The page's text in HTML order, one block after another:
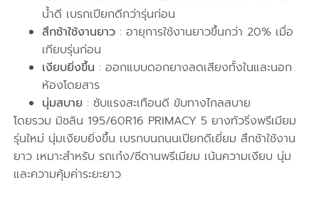
น้ำดี เบรกเปียกดีกว่ารุ่นก่อน
สึกช้าใช้งานยาว : อายุการใช้งานยาวขึ้นกว่า 20% เมื่อ
เทียบรุ่นก่อน
เงียบยิ่งขึ้น : ออกแบบดอกยางลดเสียงทั้งในและนอก
ห้องโดยสาร
นุ่มสบาย : ซับแรงสะเทือนดี ขับทางไกลสบาย
โดยรวม มิชลิน 195/60R16 PRIMACY 5 ยางทัวริ่งพรีเมียม
รุ่นใหม่ นุ่มเงียบยิ่งขึ้น เบรกบนถนนเปียกดีเยี่ยม สึกช้าใช้งาน
ยาว เหมาะสำหรับ รถเก๋ง/ซีดานพรีเมียม เน้นความเงียบ นุ่ม
และความคุ้มค่าระยะยาว